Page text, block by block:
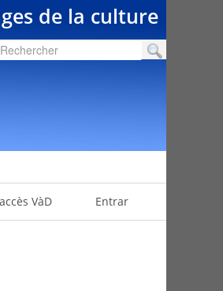
de la culture
accès VàD Entrar